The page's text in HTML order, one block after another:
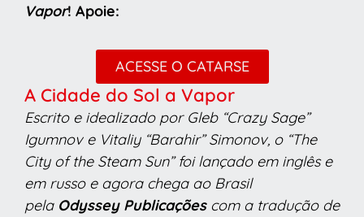
Vapor! Apoie:
ACESSE O CATARSE
A Cidade do Sol a Vapor
Escrito e idealizado por Gleb “Crazy Sage”
Igumnov e Vitaliy “Barahir” Simonov, o “The
City of the Steam Sun” foi lançado em inglês e
em russo e agora chega ao Brasil
pela Odyssey Publicaçõescom a tradução de